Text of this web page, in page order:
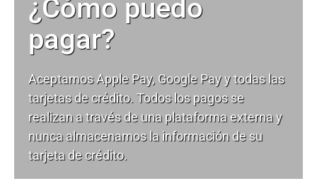
¿Cómo puedo
pagar?
Aceptamos Apple Pay, Google Pay y todas las
tarjetas de crédito. Todos los pagos se
realizan a través de una plataforma externa y
nunca almacenamos la información de su
tarjeta de crédito.